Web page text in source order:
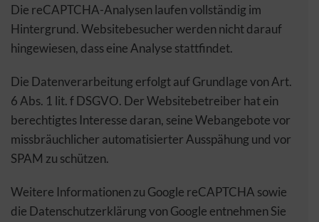
Die reCAPTCHA-Analysen laufen vollständig im
Hintergrund. Websitebesucher werden nicht darauf
hingewiesen, dass eine Analyse stattfindet.
Die Datenverarbeitung erfolgt auf Grundlage von Art.
6 Abs. 1 lit. f DSGVO. Der Websitebetreiber hat ein
berechtigtes Interesse daran, seine Webangebote vor
missbräuchlicher automatisierter Ausspähung und vor
SPAM zu schützen.
Weitere Informationen zu Google reCAPTCHA sowie
die Datenschutzerklärung von Google entnehmen Sie